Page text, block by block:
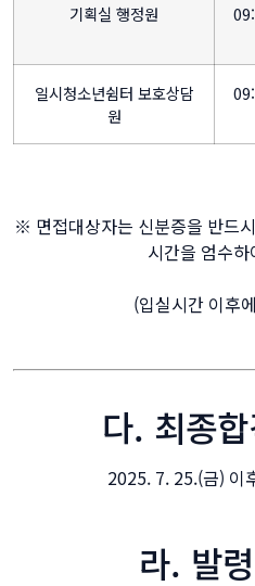
기획실 행정원
일시청소년쉼터 보호상담
원
※ 면접대상자는 신분증을 반드
시간을 엄수
(입실시간 이후
다. 최종
2025. 7. 25.(금) 이
라. 발